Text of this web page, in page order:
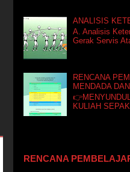
ANALISIS
A. Analisis
Gerak Servis
RENCANA
MENDADA
KULIAH
RENCANA